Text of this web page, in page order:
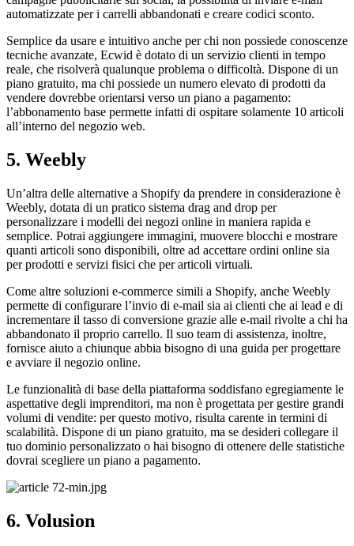
automatizzate per i carrelli abbandonati e creare codici sconto.
Semplice da usare e intuitivo anche per chi non possiede conoscenze
tecniche avanzate, Ecwid è dotato di un servizio clienti in tempo
reale, che risolverà qualunque problema o difficoltà. Dispone di un
piano gratuito, ma chi possiede un numero elevato di prodotti da
vendere dovrebbe orientarsi verso un piano a pagamento:
l’abbonamento base permette infatti di ospitare solamente 10 articoli
all’interno del negozio web.
5. Weebly
Un’altra delle alternative a Shopify da prendere in considerazione è
Weebly, dotata di un pratico sistema drag and drop per
personalizzare i modelli dei negozi online in maniera rapida e
semplice. Potrai aggiungere immagini, muovere blocchi e mostrare
quanti articoli sono disponibili, oltre ad accettare ordini online sia
per prodotti e servizi fisici che per articoli virtuali.
Come altre soluzioni e-commerce simili a Shopify, anche Weebly
permette di configurare l’invio di e-mail sia ai clienti che ai lead e di
incrementare il tasso di conversione grazie alle e-mail rivolte a chi ha
abbandonato il proprio carrello. Il suo team di assistenza, inoltre,
fornisce aiuto a chiunque abbia bisogno di una guida per progettare
e avviare il negozio online.
Le funzionalità di base della piattaforma soddisfano egregiamente le
aspettative degli imprenditori, ma non è progettata per gestire grandi
volumi di vendite: per questo motivo, risulta carente in termini di
scalabilità. Dispone di un piano gratuito, ma se desideri collegare il
tuo dominio personalizzato o hai bisogno di ottenere delle statistiche
dovrai scegliere un piano a pagamento.
6. Volusion